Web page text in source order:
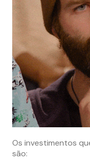
Os investimentos
são: